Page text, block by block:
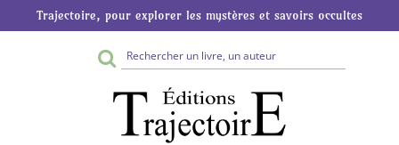
Trajectoire, pour explorer les mystères et savoirs occultes
Rechercher
sur
le
site